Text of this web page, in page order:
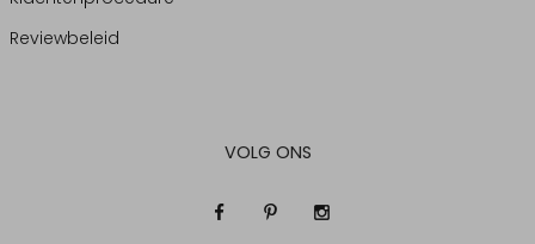
Reviewbeleid
VOLG ONS